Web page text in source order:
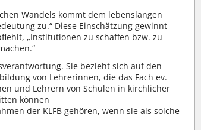
Wandels kommt dem lebenslangen
zu.“ Diese Einschätzung gewinnt
„Institutionen zu schaffen bzw. zu
Sie bezieht sich auf den
von Lehrerinnen, die das Fach ev.
und Lehrern von Schulen in kirchlicher
können
der KLFB gehören, wenn sie als solche